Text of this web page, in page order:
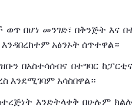
ወጥ በሆነ መንገድ፣ በቅንጅት እና
እንዳበረከተም አፅንኦት ሰጥተዋል።
በአስተሳሰብና በተግባር ከፓርቲና
እንደሚገባም አሳስበዋል።
እንድትላቀቅ በሁሉም